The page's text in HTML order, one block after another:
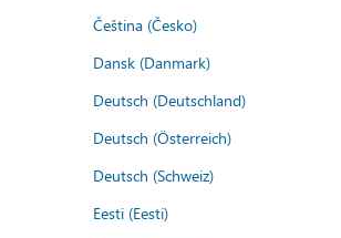
Čeština (Česko)
Dansk (Danmark)
Deutsch (Deutschland)
Deutsch (Österreich)
Deutsch (Schweiz)
Eesti (Eesti)